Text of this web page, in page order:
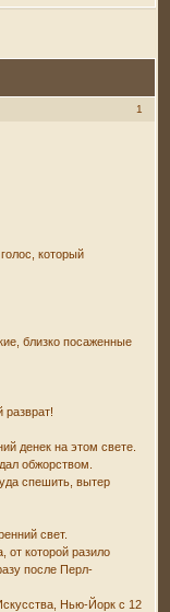
1
который
близко посаженные
разврат!
денек на этом свете.
обжорством.
спешить, вытер
свет.
от которой разило
после Перл-
Нью-Йорк с 12